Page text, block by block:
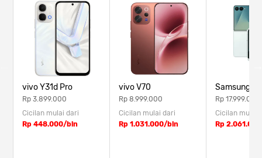
vivo Y31d Pro
Rp 3.899.000
Cicilan mulai dari
Rp 448.000/bln
vivo V70
Rp 8.999.000
Cicilan mulai dari
Rp 1.031.000/bln
Samsung Z
Rp 17.999.000
Cicilan mulai
Rp